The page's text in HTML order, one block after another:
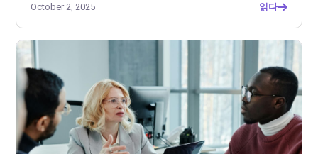
October 2, 2025 읽다